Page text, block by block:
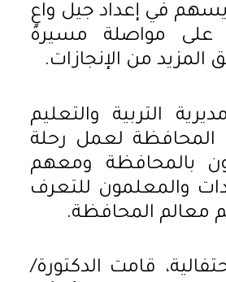
يسهم في إعداد جيل واعٍ
على مواصلة مسيرة
المزيد من الإنجازات.
التربية والتعليم
المحافظة لعمل رحلة
بالمحافظة ومعهم
والمعلمون للتعرف
معالم المحافظة.
قامت الدكتورة/